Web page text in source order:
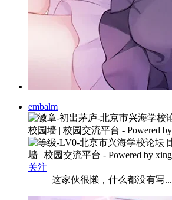
embalm
关注
这家伙很懒，什么都没有写...